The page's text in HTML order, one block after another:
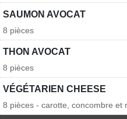
SAUMON AVOCAT
8 pièces
THON AVOCAT
8 pièces
VÉGÉTARIEN CHEESE
8 pièces - carotte, concombre et